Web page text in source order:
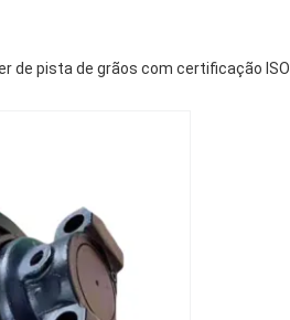
de pista de grãos com certificação ISO